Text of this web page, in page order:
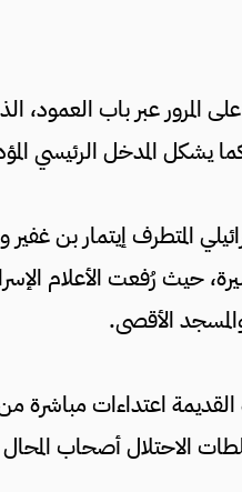
المرور عبر باب العمود،
يشكل المدخل الرئيسي
المتطرف إيتمار بن غفير
حيث رُفعت الأعلام
الأقصى.
اعتداءات
الاحتلال أصحاب المحال